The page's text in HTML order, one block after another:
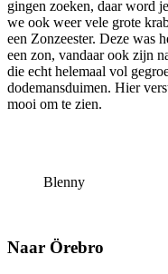
gingen zoeken, daar word
we ook weer vele grote
een Zonzeester. Deze was
een zon, vandaar ook zijn
die echt helemaal vol
dodemansduimen. Hier
mooi om te zien.
Blenny
Naar Örebro